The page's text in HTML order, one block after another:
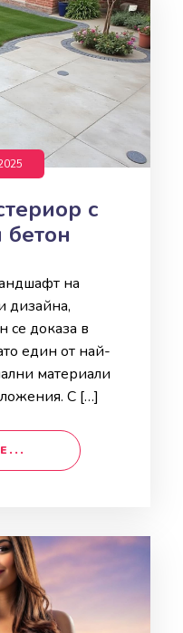
с
на
дизайна,
се доказа в
един от най-
материали
С […]